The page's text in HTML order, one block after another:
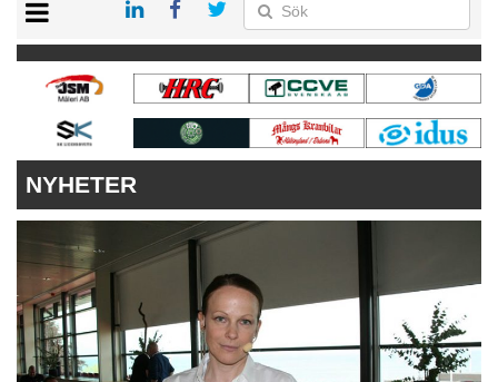
KONTAKT
VÅRA ANDRA MAGASIN
PRENUMERERA
ANNONSERA
NYHETER